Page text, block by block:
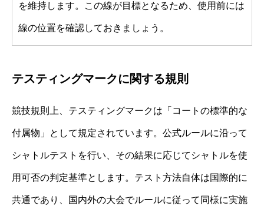
を維持します。この線が目標となるため、使用前には
線の位置を確認しておきましょう。
テスティングマークに関する規則
競技規則上、テスティングマークは「コートの標準的な
付属物」として規定されています。公式ルールに沿って
シャトルテストを行い、その結果に応じてシャトルを使
用可否の判定基準とします。テスト方法自体は国際的に
共通であり、国内外の大会でルールに従って同様に実施